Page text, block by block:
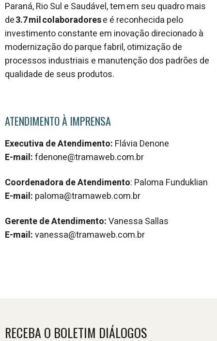
Paraná, Rio Sul e Saudável, tem em seu quadro mais
de3.7 mil colaboradorese é reconhecida pelo
investimento constante em inovação direcionado à
modernização do parque fabril, otimização de
processos industriais e manutenção dos padrões de
qualidade de seus produtos.
ATENDIMENTO À IMPRENSA
Executiva de Atendimento: Flávia Denone
E-mail:fdenone@tramaweb.com.br
Coordenadora de Atendimento: Paloma Funduklian
E-mail: paloma@tramaweb.com.br
Gerente de Atendimento:Vanessa Sallas
E-mail:vanessa@tramaweb.com.br
RECEBA O BOLETIM DIÁLOGOS